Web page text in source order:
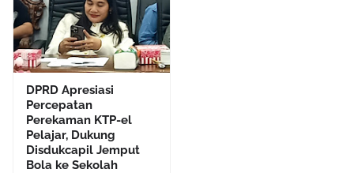
DPRD Apresiasi
Percepatan
Perekaman KTP-el
Pelajar, Dukung
Disdukcapil Jemput
Bola ke Sekolah